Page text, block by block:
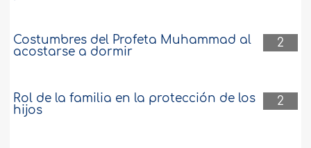
2
Costumbres del Profeta Muhammad al
acostarse a dormir
2
Rol de la familia en la protección de los
hijos